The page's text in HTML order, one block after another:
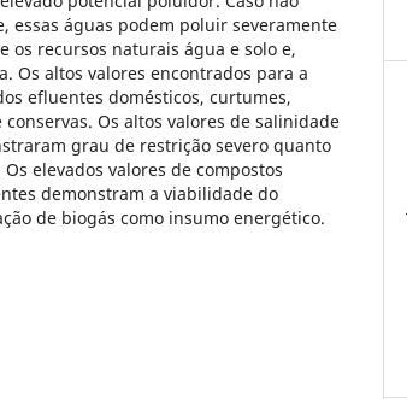
essas águas podem poluir severamente
os recursos naturais água e solo e,
Os altos valores encontrados para a
efluentes domésticos, curtumes,
Os altos valores de salinidade
grau de restrição severo quanto
elevados valores de compostos
demonstram a viabilidade do
de biogás como insumo energético.